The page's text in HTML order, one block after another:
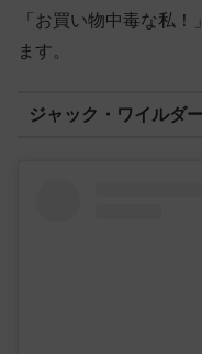
「お買い物中毒な私
ます。
ジャック・ワイルダ